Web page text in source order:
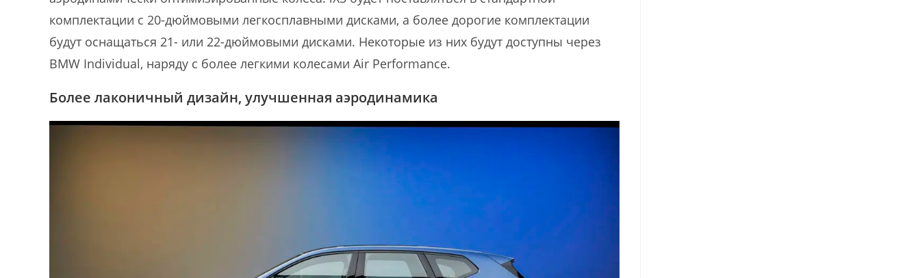
комплектации с 20-дюймовыми легкосплавными дисками, а более дорогие комплектации
будут оснащаться 21- или 22-дюймовыми дисками. Некоторые из них будут доступны через
BMW Individual, наряду с более легкими колесами Air Performance.
Более лаконичный дизайн, улучшенная аэродинамика